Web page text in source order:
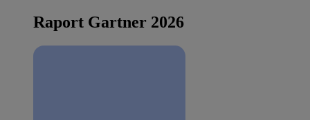
Raport Gartner 2026